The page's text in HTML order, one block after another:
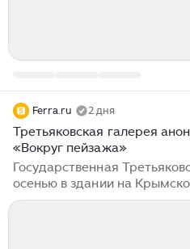
Ferra.ru 2 дня
Третьяковская галерея
«Вокруг пейзажа»
Государственная
осенью в здании на
пейзажной фотографии